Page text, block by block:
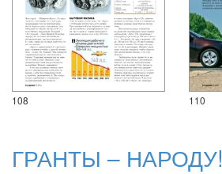
108 110
ГРАНТЫ – НАРОДУ!